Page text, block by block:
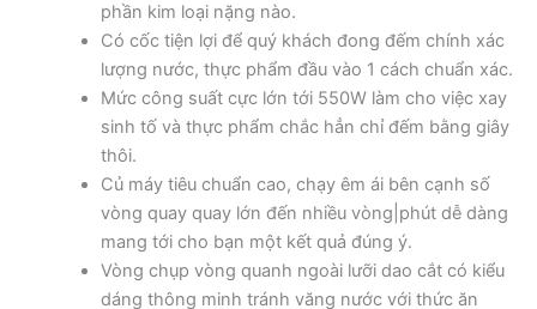
phần kim loại nặng nào.
Có cốc tiện lợi để quý khách đong đếm chính xác
lượng nước, thực phẩm đầu vào 1 cách chuẩn xác.
Mức công suất cực lớn tới 550W làm cho việc xay
sinh tố và thực phẩm chắc hẳn chỉ đếm bằng giây
thôi.
Củ máy tiêu chuẩn cao, chạy êm ái bên cạnh số
vòng quay quay lớn đến nhiều vòng|phút dễ dàng
mang tới cho bạn một kết quả đúng ý.
Vòng chụp vòng quanh ngoài lưỡi dao cắt có kiểu
dáng thông minh tránh văng nước với thức ăn